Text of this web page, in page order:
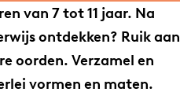
van 7 tot 11 jaar. Na
ontdekken? Ruik aan
oorden. Verzamel en
vormen en maten.